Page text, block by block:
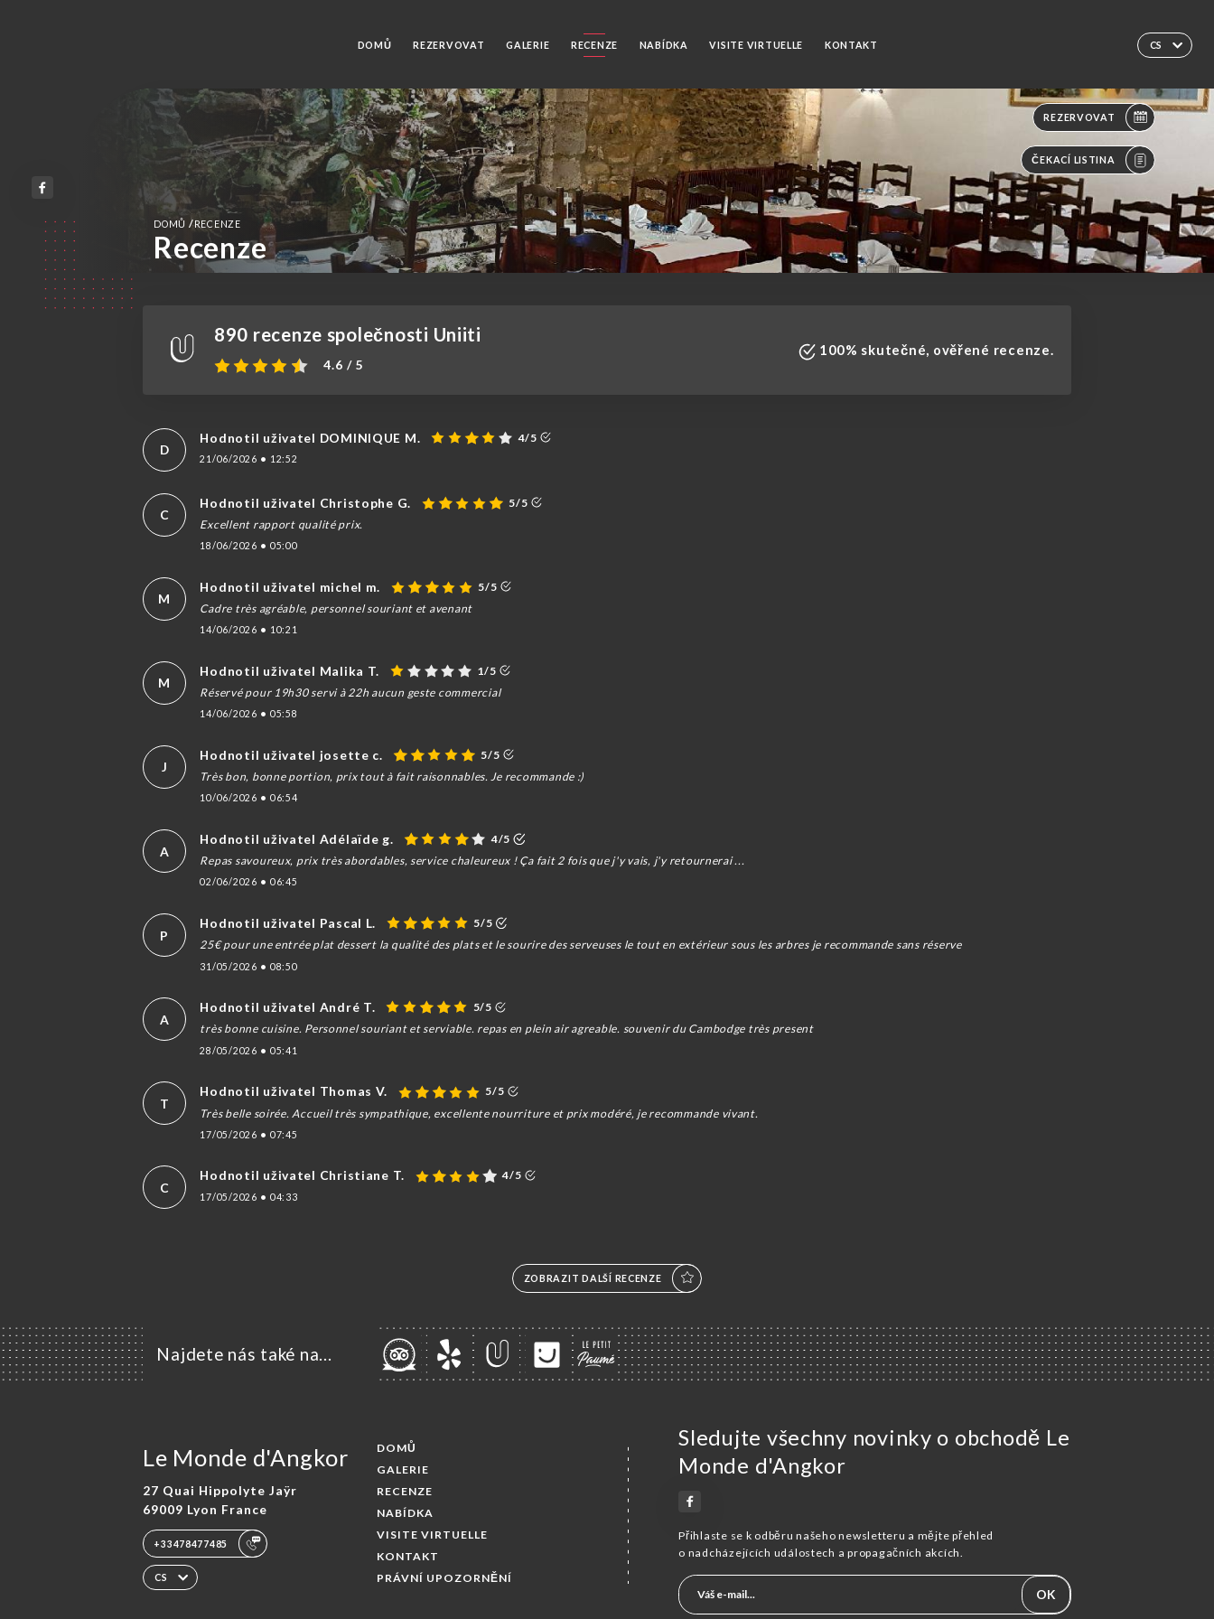
CS
DOMŮ REZERVOVAT GALERIE RECENZE NABÍDKA VISITE VIRTUELLE KONTAKT
REZERVOVAT
ČEKACÍ LISTINA
DOMŮ /RECENZE
Recenze
890 recenze společnosti Uniiti
4.6 / 5
100% skutečné, ověřené recenze.
D
Hodnotil uživatel DOMINIQUE M. 4/5
21/06/2026 • 12:52
C
Hodnotil uživatel Christophe G.
5/5
Excellent rapport qualité prix.
18/06/2026 • 05:00
M
Hodnotil uživatel michel m.
5/5
Cadre très agréable, personnel souriant et avenant
14/06/2026 • 10:21
M
Hodnotil uživatel Malika T.
1/5
Réservé pour 19h30 servi à 22h aucun geste commercial
14/06/2026 • 05:58
J
Hodnotil uživatel josette c.
5/5
Très bon, bonne portion, prix tout à fait raisonnables. Je recommande :)
10/06/2026 • 06:54
A
Hodnotil uživatel Adélaïde g.
4/5
Repas savoureux, prix très abordables, service chaleureux ! Ça fait 2 fois que j'y vais, j'y retournerai ...
02/06/2026 • 06:45
P
Hodnotil uživatel Pascal L.
5/5
25€ pour une entrée plat dessert la qualité des plats et le sourire des serveuses le tout en extérieur sous les arbres je recommande sans réserve
31/05/2026 • 08:50
A
Hodnotil uživatel André T.
5/5
très bonne cuisine. Personnel souriant et serviable. repas en plein air agreable. souvenir du Cambodge très present
28/05/2026 • 05:41
T
Hodnotil uživatel Thomas V.
5/5
Très belle soirée. Accueil très sympathique, excellente nourriture et prix modéré, je recommande vivant.
17/05/2026 • 07:45
C
Hodnotil uživatel Christiane T. 4/5
17/05/2026 • 04:33
ZOBRAZIT DALŠÍ RECENZE
Najdete nás také na...
Le Monde d'Angkor
27 Quai Hippolyte Jaÿr
69009 Lyon France
+33478477485
CS
DOMŮ
GALERIE
RECENZE
NABÍDKA
VISITE VIRTUELLE
KONTAKT
PRÁVNÍ UPOZORNĚNÍ
Sledujte všechny novinky o obchodě Le
Monde d'Angkor
Přihlaste se k odběru našeho newsletteru a mějte přehled
o nadcházejících událostech a propagačních akcích.
OK